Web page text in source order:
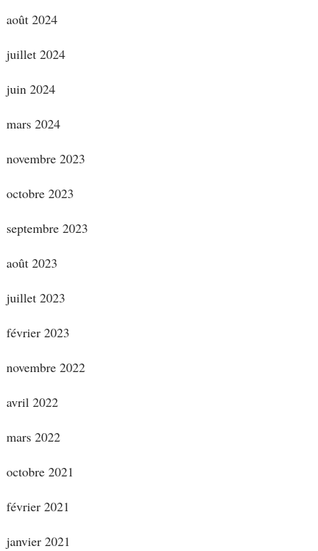
août 2024
juillet 2024
juin 2024
mars 2024
novembre 2023
octobre 2023
septembre 2023
août 2023
juillet 2023
février 2023
novembre 2022
avril 2022
mars 2022
octobre 2021
février 2021
janvier 2021